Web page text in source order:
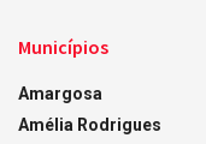
Municípios
Amargosa
Amélia Rodrigues